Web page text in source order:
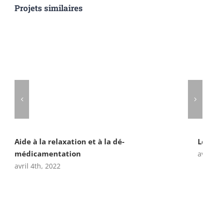
Projets similaires
Aide à la relaxation et à la dé-
médicamentation
avril 4th, 2022
Le
avril